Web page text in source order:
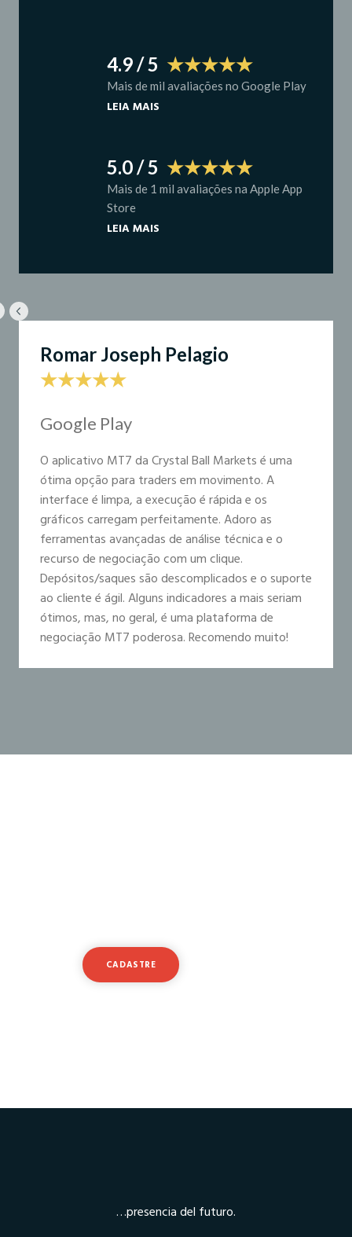
4.9 / 5
  ★★★★★
Mais de mil avaliações no Google Play
LEIA MAIS
5.0 / 5
  ★★★★★
Mais de 1 mil avaliações na Apple App
Store
LEIA MAIS
Romar Joseph Pelagio
★★★★★
Google Play
O aplicativo MT7 da Crystal Ball Markets é uma
ótima opção para traders em movimento. A
interface é limpa, a execução é rápida e os
gráficos carregam perfeitamente. Adoro as
ferramentas avançadas de análise técnica e o
recurso de negociação com um clique.
Depósitos/saques são descomplicados e o suporte
ao cliente é ágil. Alguns indicadores a mais seriam
ótimos, mas, no geral, é uma plataforma de
negociação MT7 poderosa. Recomendo muito!
CADASTRE
…presencia del futuro.